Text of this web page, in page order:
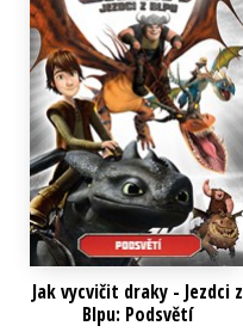
Jak vycvičit draky - Jezdci z
Blpu: Podsvětí